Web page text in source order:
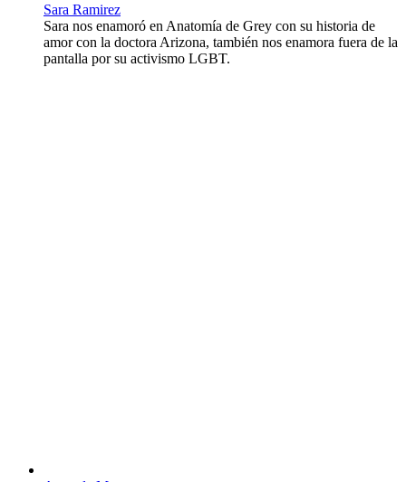
Sara Ramirez
Sara nos enamoró en Anatomía de Grey con su historia de
amor con la doctora Arizona, también nos enamora fuera de la
pantalla por su activismo LGBT.